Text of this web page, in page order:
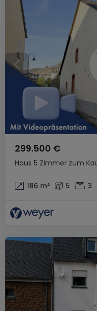
Haus 5 Zimmer zum
299.500 €
186 m² 5 3